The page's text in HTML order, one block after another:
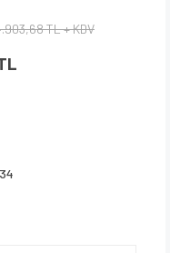
TL + KDV